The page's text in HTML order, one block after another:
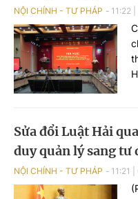
NỘI CHÍNH - TƯ PHÁP 11:22
Sửa đổi Luật Hải
duy quản lý sang tư
NỘI CHÍNH - TƯ PHÁP 11:21